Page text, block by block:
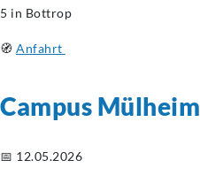
5 in Bottrop
🧭 Anfahrt
Campus Mülheim
📅 12.05.2026